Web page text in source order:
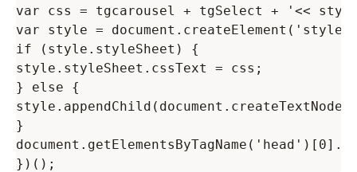
var css = tgcarousel + tgSelect + '<<
var style =
if (style.styleSheet) {
style.styleSheet.cssText = css;
} else {
}